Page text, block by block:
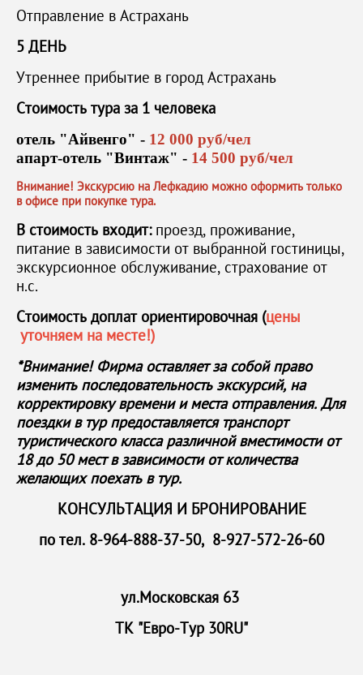
Отправление в Астрахань
5 ДЕНЬ
Утреннее прибытие в город Астрахань
Стоимость тура за 1 человека
отель "Айвенго" - 12 000 руб/чел
апарт-отель "Винтаж" - 14 500 руб/чел
Внимание! Экскурсию на Лефкадию можно оформить только
в офисе при покупке тура.
В стоимость входит: проезд, проживание,
питание в зависимости от выбранной гостиницы,
экскурсионное обслуживание, страхование от
н.с.
Стоимость доплат ориентировочная (цены
уточняем на месте!)
*Внимание! Фирма оставляет за собой право
изменить последовательность экскурсий, на
корректировку времени и места отправления. Для
поездки в тур предоставляется транспорт
туристического класса различной вместимости от
18 до 50 мест в зависимости от количества
желающих поехать в тур.
КОНСУЛЬТАЦИЯ И БРОНИРОВАНИЕ
по тел. 8-964-888-37-50, 8-927-572-26-60
ул.Московская 63
ТК "Евро-Тур 30RU"